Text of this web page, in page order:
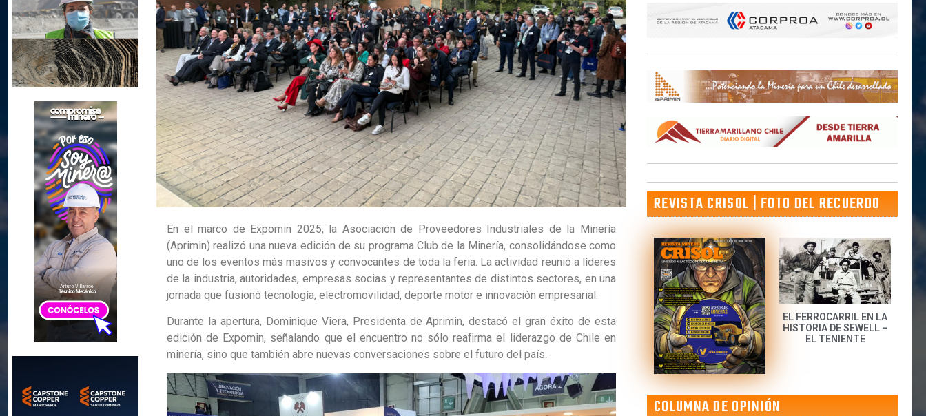
En el marco de Expomin 2025, la Asociación de Proveedores Industriales de la Minería
(Aprimin) realizó una nueva edición de su programa Club de la Minería, consolidándose como
uno de los eventos más masivos y convocantes de toda la feria. La actividad reunió a líderes
de la industria, autoridades, empresas socias y representantes de distintos sectores, en una
jornada que fusionó tecnología, electromovilidad, deporte motor e innovación empresarial.
Durante la apertura, Dominique Viera, Presidenta de Aprimin, destacó el gran éxito de esta
edición de Expomin, señalando que el encuentro no sólo reafirma el liderazgo de Chile en
minería, sino que también abre nuevas conversaciones sobre el futuro del país.
REVISTA CRISOL | FOTO DEL RECUERDO
EL FERROCARRIL EN LA
HISTORIA DE SEWELL –
EL TENIENTE
COLUMNA DE OPINIÓN